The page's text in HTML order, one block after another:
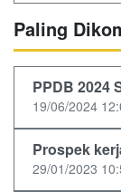
Paling
PPDB 2024
19/06/2024
Prospek
29/01/2023